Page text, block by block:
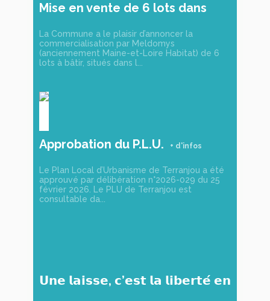
Mise en vente de 6 lots dans
La Commune a le plaisir d’annoncer la
commercialisation par Meldomys
(anciennement Maine-et-Loire Habitat) de 6
lots à bâtir, situés dans l...
Approbation du P.L.U.
Le Plan Local d’Urbanisme de Terranjou a été
approuvé par délibération n°2026-029 du 25
février 2026. Le PLU de Terranjou est
consultable da...
𝗨𝗻𝗲 𝗹𝗮𝗶𝘀𝘀𝗲, 𝗰’𝗲𝘀𝘁 𝗹𝗮 𝗹𝗶𝗯𝗲𝗿𝘁𝗲́ 𝗲𝗻